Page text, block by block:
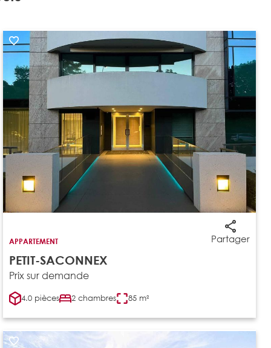
Partager
APPARTEMENT
PETIT-SACONNEX
Prix sur demande
4.0 pièces 2 chambres 85 m²